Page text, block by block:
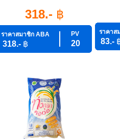
318.- ฿
ราคาสมาชิก ABA PV
318.- ฿ 20
ราคาส
83.-